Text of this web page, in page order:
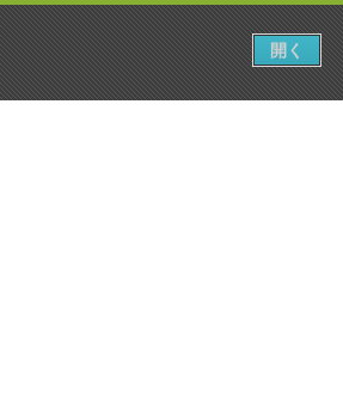
開く